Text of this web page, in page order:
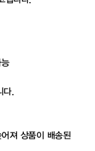
.
져 상품이 배송된